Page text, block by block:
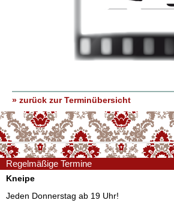
» zurück zur Terminübersicht
Regelmäßige Termine
Kneipe
Jeden Donnerstag ab 19 Uhr!